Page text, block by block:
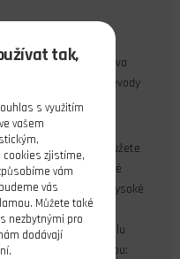
rozkmitání serva
serva, šetřící převody
rozhraní DPC-11 můžete
pro dokonalé
řady D mají trvale vysoké
(EPA)“ můžete
180° (při řídícím signálu
hodnoty jsou:
tak,
s využitím
vašem
zjistíme,
vám
vás
Můžete také
nezbytnými pro
dodávají